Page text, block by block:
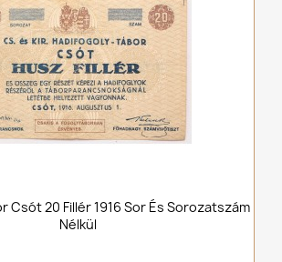
Csót 20 Fillér 1916 Sor És Sorozatszám
Nélkül